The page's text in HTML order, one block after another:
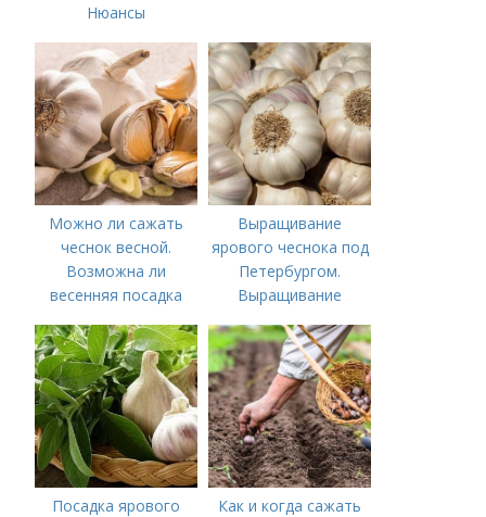
Нюансы
озимого чеснока
Можно ли сажать
чеснок весной.
Возможна ли
весенняя посадка
лучше делать
Выращивание
ярового чеснока под
Петербургом.
Выращивание
важных моментов
Посадка ярового
Как и когда сажать